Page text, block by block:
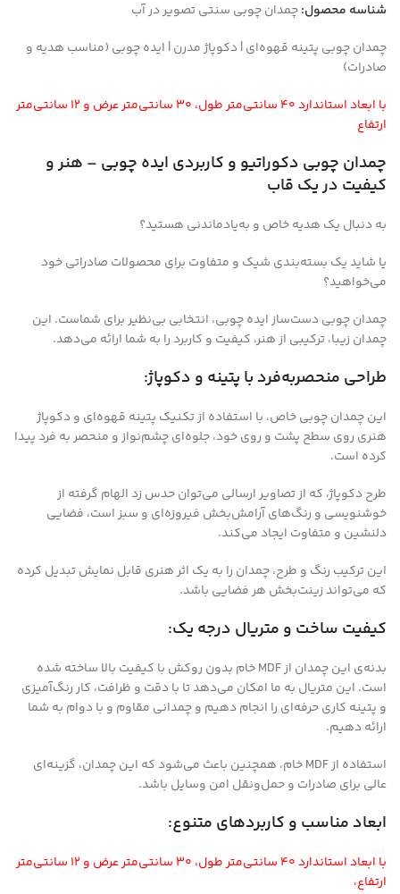
شناسه محصول:چمدان چوبی سنتی تصویر در آب
چمدان چوبی پتینه قهوه‌ای | دکوپاژ مدرن | ایده چوبی (مناسب هدیه و
صادرات)
با ابعاد استاندارد ۴۰ سانتی‌متر طول، ۳۰ سانتی‌متر عرض و ۱۲ سانتی‌متر
ارتفاع
چمدان چوبی دکوراتیو و کاربردی ایده چوبی – هنر و
کیفیت در یک قاب
به دنبال یک هدیه خاص و به‌یادماندنی هستید؟
یا شاید یک بسته‌بندی شیک و متفاوت برای محصولات صادراتی خود
می‌خواهید؟
چمدان چوبی دست‌ساز ایده چوبی، انتخابی بی‌نظیر برای شماست. این
چمدان زیبا، ترکیبی از هنر، کیفیت و کاربرد را به شما ارائه می‌دهد.
طراحی منحصربه‌فرد با پتینه و دکوپاژ:
این چمدان چوبی خاص، با استفاده از تکنیک پتینه قهوه‌ای و دکوپاژ
هنری روی سطح پشت و روی خود، جلوه‌ای چشم‌نواز و منحصر به فرد پیدا
کرده است.
طرح دکوپاژ، که از تصاویر ارسالی می‌توان حدس زد الهام گرفته از
خوشنویسی و رنگ‌های آرامش‌بخش فیروزه‌ای و سبز است، فضایی
دلنشین و متفاوت ایجاد می‌کند.
این ترکیب رنگ و طرح، چمدان را به یک اثر هنری قابل نمایش تبدیل کرده
که می‌تواند زینت‌بخش هر فضایی باشد.
کیفیت ساخت و متریال درجه یک:
بدنه‌ی این چمدان از MDF خام بدون روکش با کیفیت بالا ساخته شده
است. این متریال به ما امکان می‌دهد تا با دقت و ظرافت، کار رنگ‌آمیزی
و پتینه کاری حرفه‌ای را انجام دهیم و چمدانی مقاوم و با دوام به شما
ارائه دهیم.
استفاده از MDF خام، همچنین باعث می‌شود که این چمدان، گزینه‌ای
عالی برای صادرات و حمل‌ونقل امن وسایل باشد.
ابعاد مناسب و کاربردهای متنوع:
با ابعاد استاندارد ۴۰ سانتی‌متر طول، ۳۰ سانتی‌متر عرض و ۱۲ سانتی‌متر
ارتفاع،